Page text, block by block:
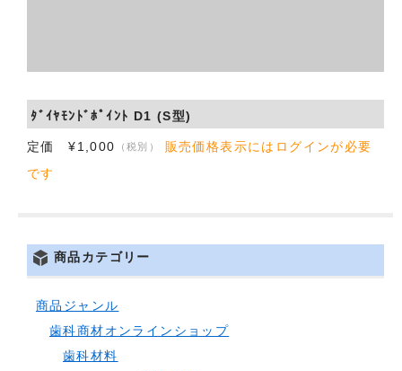
ﾀﾞｲﾔﾓﾝﾄﾞﾎﾟｲﾝﾄ D1 (S型)
定価 ¥1,000 （税別）
販売価格表示にはログインが必要
です
商品カテゴリー
商品ジャンル
歯科商材オンラインショップ
歯科材料